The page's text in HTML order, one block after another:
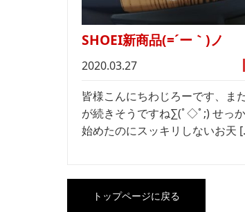
SHOEI新商品(=´ー｀)ノ
2020.03.27
皆様こんにちわじろーです、ま
が続きそうですね∑(ﾟ◇ﾟ;) せっ
始めたのにスッキリしないお天
トップページに戻る